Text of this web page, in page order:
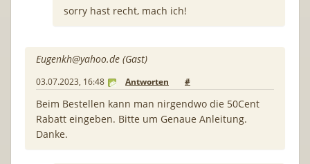
sorry hast recht, mach ich!
Eugenkh@yahoo.de (Gast)
03.07.2023, 16:48 Antworten #
Beim Bestellen kann man nirgendwo die 50Cent
Rabatt eingeben. Bitte um Genaue Anleitung.
Danke.